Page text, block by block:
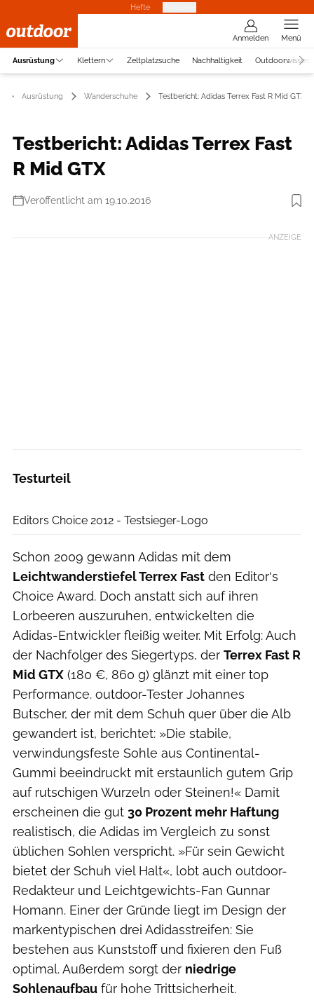
Hefte
Anmelden Menü
Ausrüstung Klettern Zeltplatzsuche Nachhaltigkeit Outdoorwissen
Ausrüstung Wanderschuhe Testbericht: Adidas Terrex Fast R Mid GTX
Testbericht: Adidas Terrex Fast
R Mid GTX
Veröffentlicht am 19.10.2016
Foto: Hersteller
ANZEIGE
Testurteil
Editors Choice 2012 - Testsieger-Logo
Schon 2009 gewann Adidas mit dem
Leichtwanderstiefel Terrex Fast den Editor‘s
Choice Award. Doch anstatt sich auf ihren
Lorbeeren auszuruhen, entwickelten die
Adidas-Entwickler fleißig weiter. Mit Erfolg: Auch
der Nachfolger des Siegertyps, der Terrex Fast R
Mid GTX (180 €, 860 g) glänzt mit einer top
Performance. outdoor-Tester Johannes
Butscher, der mit dem Schuh quer über die Alb
gewandert ist, berichtet: »Die stabile,
verwindungsfeste Sohle aus Continental-
Gummi beeindruckt mit erstaunlich gutem Grip
auf rutschigen Wurzeln oder Steinen!« Damit
erscheinen die gut 30 Prozent mehr Haftung
realistisch, die Adidas im Vergleich zu sonst
üblichen Sohlen verspricht. »Für sein Gewicht
bietet der Schuh viel Halt«, lobt auch outdoor-
Redakteur und Leichtgewichts-Fan Gunnar
Homann. Einer der Gründe liegt im Design der
markentypischen drei Adidasstreifen: Sie
bestehen aus Kunststoff und fixieren den Fuß
optimal. Außerdem sorgt der niedrige
Sohlenaufbau für hohe Trittsicherheit.